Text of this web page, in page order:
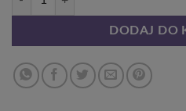
DODAJ DO